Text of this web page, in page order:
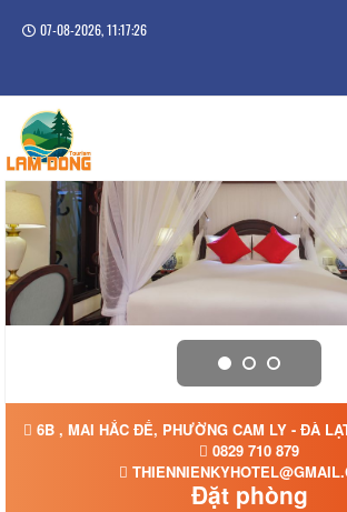
07-08-2026, 11:17:26
6B , MAI HẮC ĐẾ, PHƯỜNG CAM LY - ĐÀ
0829 710 879
Đặt phòng